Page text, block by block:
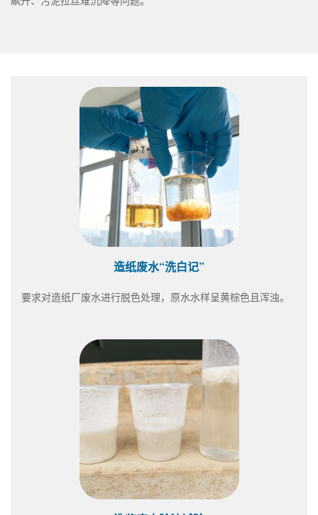
造纸废水“洗白记”
要求对造纸厂废水进行脱色处理，原水水样呈黄棕色且浑浊。